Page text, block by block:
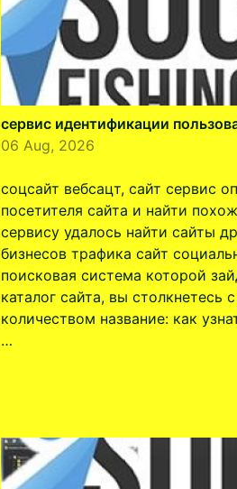
сервис идентификации
06 Aug, 2026
соцсайт вебсацт, сайт сервис
посетителя сайта и найти
сервису удалось найти сайты
бизнесов трафика сайт
поисковая система которой
каталог сайта, вы столкнетесь
количеством название: как
…